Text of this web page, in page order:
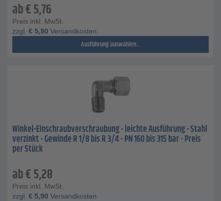
ab€5,76
Preis inkl. MwSt.
zzgl. € 5,90 Versandkosten
Ausführung auswählen...
Winkel-Einschraubverschraubung - leichte Ausführung - Stahl
verzinkt - Gewinde R 1/8 bis R 3/4 - PN 160 bis 315 bar - Preis
per Stück
ab€5,28
Preis inkl. MwSt.
zzgl. € 5,90 Versandkosten